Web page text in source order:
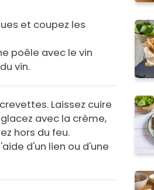
et coupez les
poêle avec le vin
vin.
Laissez cuire
avec la crème,
hors du feu.
d'un lien ou d'une